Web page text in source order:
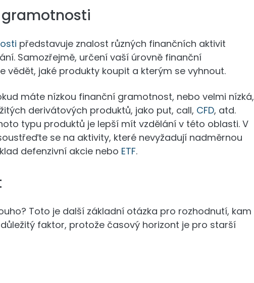
představuje znalost různých finančních aktivit
Samozřejmě, určení vaší úrovně finanční
vědět, jaké produkty koupit a kterým se vyhnout.
máte nízkou finanční gramotnost, nebo velmi nízká,
derivátových produktů, jako put, call, CFD, atd.
typu produktů je lepší mít vzdělání v této oblasti. V
se na aktivity, které nevyžadují nadměrnou
defenzivní akcie nebo ETF.
Toto je další základní otázka pro rozhodnutí, kam
faktor, protože časový horizont je pro starší